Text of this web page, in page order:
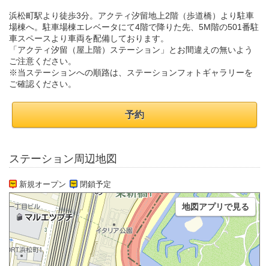
浜松町駅より徒歩3分。アクティ汐留地上2階（歩道橋）より駐車
場棟へ。駐車場棟エレベータにて4階で降りた先、5M階の501番駐
車スペースより車両を配備しております。
「アクティ汐留（屋上階）ステーション」とお間違えの無いよう
ご注意ください。
※当ステーションへの順路は、ステーションフォトギャラリーを
ご確認ください。
予約
ステーション周辺地図
新規オープン 閉鎖予定
地図アプリで見る